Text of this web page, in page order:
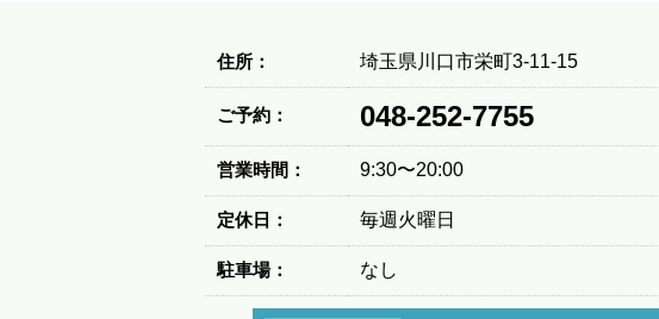
住所： 埼玉県川口市栄町3-11-15
ご予約： 048-252-7755
営業時間： 9:30〜20:00
定休日： 毎週火曜日
駐車場： なし